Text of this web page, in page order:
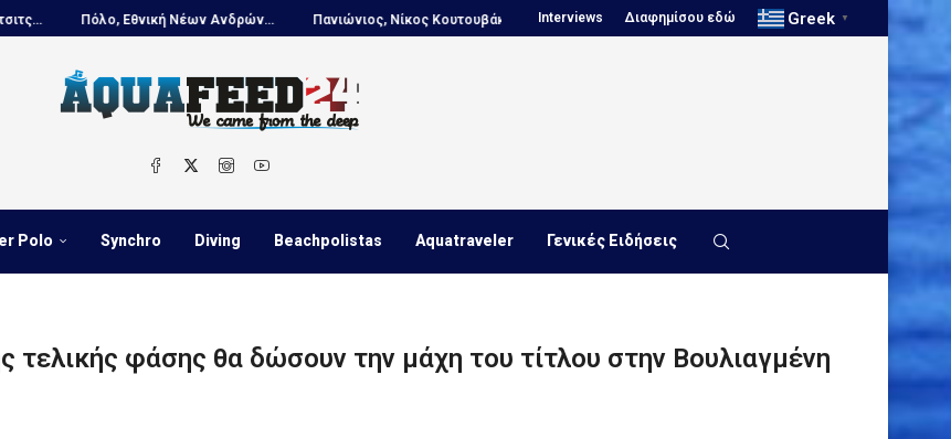
Νέων Ανδρών... Πανιώνιος, Νίκος Κουτουβάκης στο... Πόλο, Ευρωπαϊκό Πρωτάθλημα Νέων... Πόλο, Παγκόσμιο
Interviews Διαφημίσου εδώ Greek ▼
Polo Synchro Diving Beachpolistas Aquatraveler Γενικές Ειδήσεις
τελικής φάσης θα δώσουν την μάχη του τίτλου στην Βουλιαγμένη